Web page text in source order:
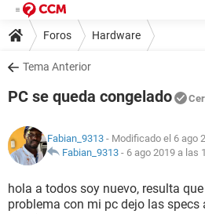
Foros Hardware
Tema Anterior
PC se queda congelado
Fabian_9313 - Modificado el 6 ago
Fabian_9313 - 6 ago 2019 a las
hola a todos soy nuevo, resulta
problema con mi pc dejo las specs